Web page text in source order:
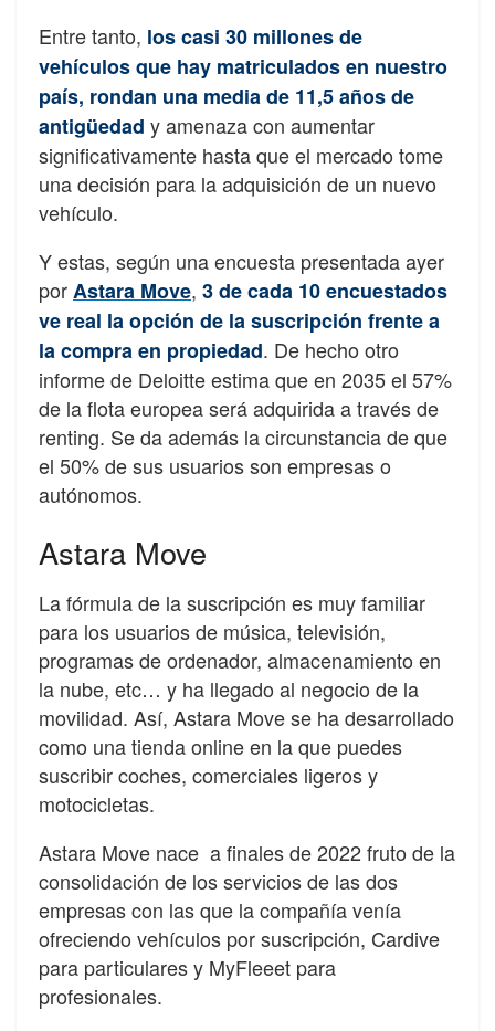
Entre tanto, los casi 30 millones de
vehículos que hay matriculados en nuestro
país, rondan una media de 11,5 años de
antigüedad y amenaza con aumentar
significativamente hasta que el mercado tome
una decisión para la adquisición de un nuevo
vehículo.
Y estas, según una encuesta presentada ayer
porAstara Move, 3 de cada 10 encuestados
ve real la opción de la suscripción frente a
la compra en propiedad. De hecho otro
informe de Deloitte estima que en 2035 el 57%
de la flota europea será adquirida a través de
renting. Se da además la circunstancia de que
el 50% de sus usuarios son empresas o
autónomos.
Astara Move
La fórmula de la suscripción es muy familiar
para los usuarios de música, televisión,
programas de ordenador, almacenamiento en
la nube, etc… y ha llegado al negocio de la
movilidad. Así, Astara Move se ha desarrollado
como una tienda online en la que puedes
suscribir coches, comerciales ligeros y
motocicletas.
Astara Move nace a finales de 2022 fruto de la
consolidación de los servicios de las dos
empresas con las que la compañía venía
ofreciendo vehículos por suscripción, Cardive
para particulares y MyFleeet para
profesionales.